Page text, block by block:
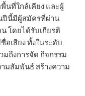
นที่ใกล้เคียง และผู้
ปีนี้มีผู้สมัครที่ผ่าน
โดยได้รับเกียรติ
เสียง ทั้งในระดับ
มถึงการจัด กิจกรรม
มสัมพันธ์ สร้างความ